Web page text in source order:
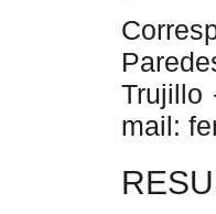
Trujillo
mail: